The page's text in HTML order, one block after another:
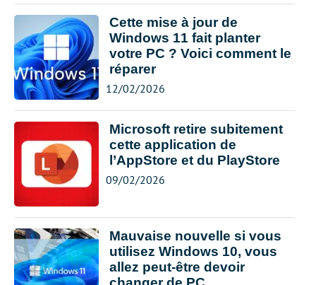
Cette mise à jour de
Windows 11 fait planter
votre PC ? Voici comment le
réparer
12/02/2026
Microsoft retire subitement
cette application de
l’AppStore et du PlayStore
09/02/2026
Mauvaise nouvelle si vous
utilisez Windows 10, vous
allez peut-être devoir